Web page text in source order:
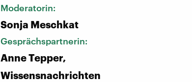
Moderatorin:
Sonja Meschkat
Gesprächspartnerin:
Anne Tepper,
Wissensnachrichten